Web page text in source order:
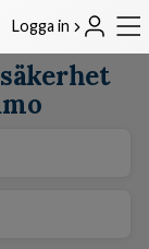
Logga in